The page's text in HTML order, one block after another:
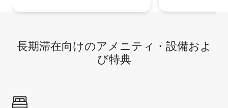
長期滞在向け⁠のア⁠メ⁠ニ⁠テ⁠ィ⁠・設⁠備⁠およ
び特⁠典